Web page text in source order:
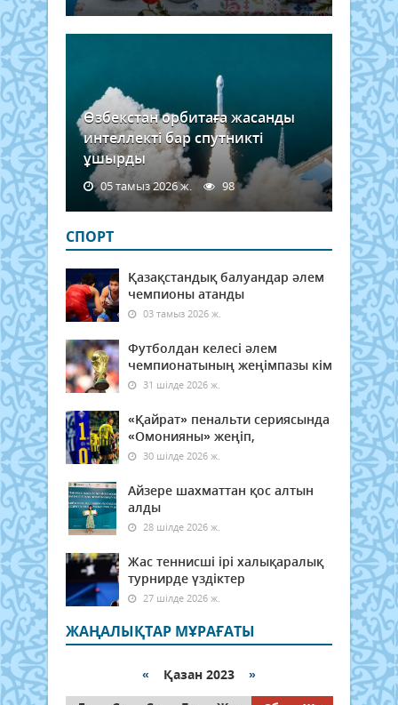
Өзбекстан орбитаға жасанды
интеллекті бар спутникті
ұшырды
05 тамыз 2026 ж. 98
СПОРТ
Қазақстандық балуандар әлем
чемпионы атанды
03 тамыз 2026 ж.
Футболдан келесі әлем
чемпионатының жеңімпазы кім
31 шілде 2026 ж.
«Қайрат» пенальти сериясында
«Омонияны» жеңіп,
30 шілде 2026 ж.
Айзере шахматтан қос алтын
алды
28 шілде 2026 ж.
Жас теннисші ірі халықаралық
турнирде үздіктер
27 шілде 2026 ж.
ЖАҢАЛЫҚТАР МҰРАҒАТЫ
« Қазан 2023 »